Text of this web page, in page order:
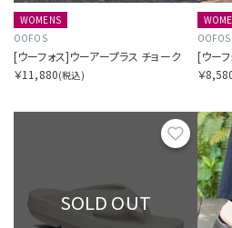
WOMENS
OOFOS
[ウーフォス]ウーアープラス チョーク
￥11,880(税込)
OOFOS
￥
お気に入
SOLD OUT